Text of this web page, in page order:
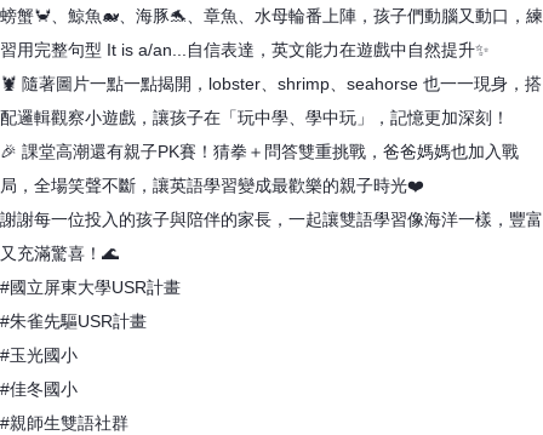
螃蟹🦀、鯨魚🐋、海豚🐬、章魚、水母輪番上陣，孩子們動腦又動口，練
習用完整句型 It is a/an...自信表達，英文能力在遊戲中自然提升✨
🦞 隨著圖片一點一點揭開，lobster、shrimp、seahorse 也一一現身，搭
配邏輯觀察小遊戲，讓孩子在「玩中學、學中玩」，記憶更加深刻！
🎉 課堂高潮還有親子PK賽！猜拳＋問答雙重挑戰，爸爸媽媽也加入戰
局，全場笑聲不斷，讓英語學習變成最歡樂的親子時光❤️
謝謝每一位投入的孩子與陪伴的家長，一起讓雙語學習像海洋一樣，豐富
又充滿驚喜！🌊
#國立屏東大學USR計畫
#朱雀先驅USR計畫
#玉光國小
#佳冬國小
#親師生雙語社群